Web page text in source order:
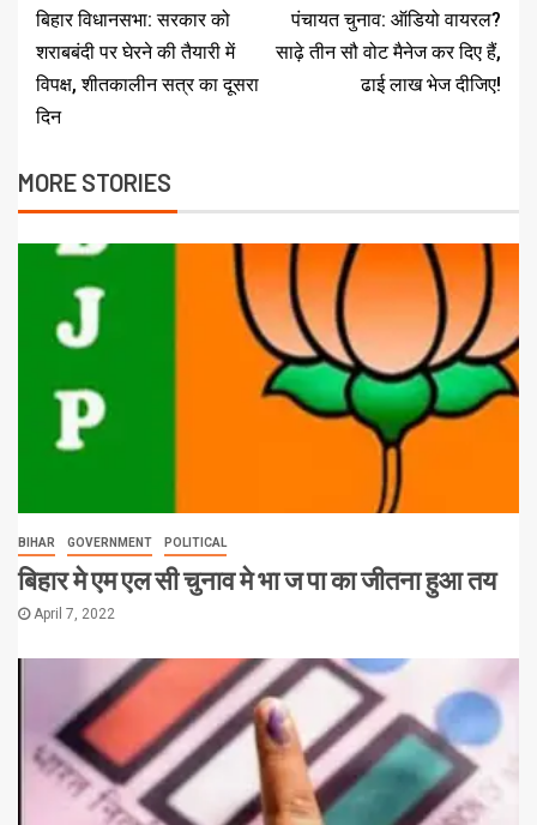
बिहार विधानसभा: सरकार को
शराबबंदी पर घेरने की तैयारी में
विपक्ष, शीतकालीन सत्र का दूसरा
दिन
पंचायत चुनाव: ऑडियो वायरल?
साढ़े तीन सौ वोट मैनेज कर दिए हैं,
ढाई लाख भेज दीजिए!
MORE STORIES
BIHAR GOVERNMENT POLITICAL
बिहार मे एम एल सी चुनाव मे भा ज पा का जीतना हुआ तय
April 7, 2022